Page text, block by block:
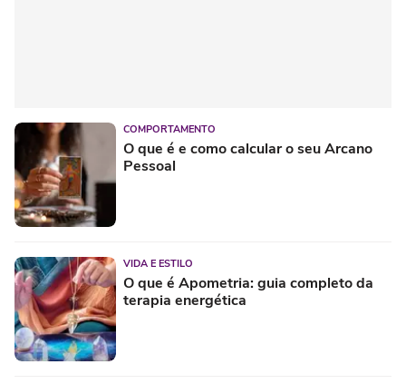
COMPORTAMENTO
O que é e como calcular o seu Arcano
Pessoal
VIDA E ESTILO
O que é Apometria: guia completo da
terapia energética